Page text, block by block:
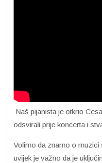
Naš pijanista je otkrio
odsvirali prije koncerta i
Volimo da znamo o muzici
uvijek je važno da je